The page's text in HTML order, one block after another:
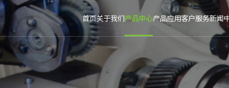
首页关于我们产品中心产品应用客户服务新闻